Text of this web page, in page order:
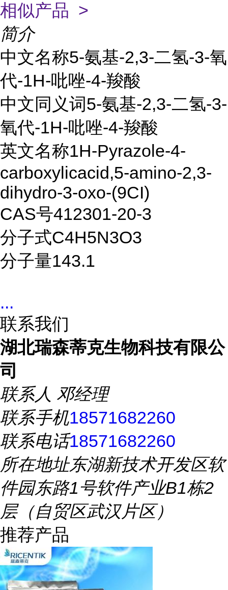
相似产品 >
简介
中文名称5-氨基-2,3-二氢-3-氧
代-1H-吡唑-4-羧酸
中文同义词5-氨基-2,3-二氢-3-
氧代-1H-吡唑-4-羧酸
英文名称1H-Pyrazole-4-
carboxylicacid,5-amino-2,3-
dihydro-3-oxo-(9CI)
CAS号412301-20-3
分子式C4H5N3O3
分子量143.1
...
联系我们
湖北瑞森蒂克生物科技有限公
司
联系人 邓经理
联系手机18571682260
联系电话18571682260
所在地址东湖新技术开发区软
件园东路1号软件产业B1栋2
层（自贸区武汉片区）
推荐产品